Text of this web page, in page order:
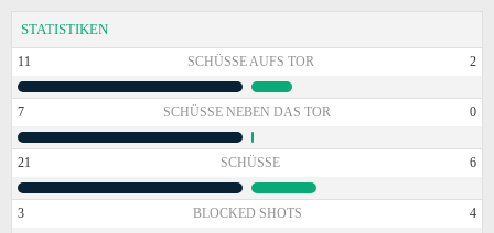
STATISTIKEN
11 SCHÜSSE AUFS TOR 2
7 SCHÜSSE NEBEN DAS TOR 0
21 SCHÜSSE 6
3 BLOCKED SHOTS 4